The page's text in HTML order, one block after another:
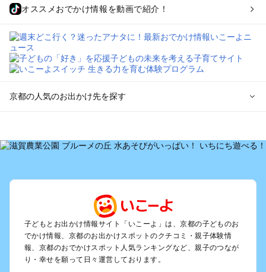
オススメおでかけ情報を動画で紹介！
京都の人気のお出かけ先を探す
を探す
宇治・京都南部（長岡京・山崎）のプールお出かけ
出かけ
天橋立・舞鶴・丹後半島のプールお出かけ
福知山・綾部のプールお出かけ
亀岡・湯の花・美山・丹波のプールお出かけ
嵐山・嵯峨野・高雄のプールお出かけ
烏丸・二条城・北野天満宮のプールお出かけ
丹後・久美浜のプールお出かけ
子どもとお出かけ情報サイト「いこーよ」は、京都の子どものお
でかけ情報、京都のお出かけスポットのクチコミ・親子体験情
報、京都のおでかけスポット人気ランキングなど、親子のつなが
り・幸せを願って日々運営しております。